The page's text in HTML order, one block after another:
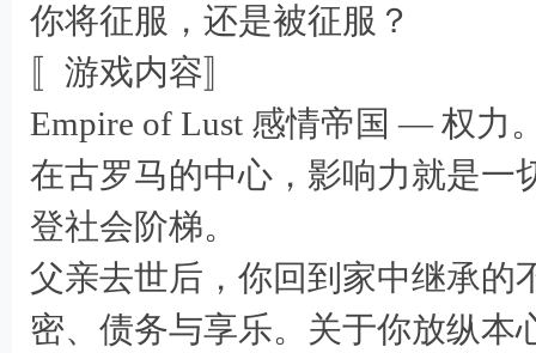
你将征服，还是被征服？
〚游戏内容〛
Empire of Lust 感情帝国 — 权力
在古罗马的中心，影响力就是
登社会阶梯。
父亲去世后，你回到家中继承
密、债务与享乐。关于你放纵